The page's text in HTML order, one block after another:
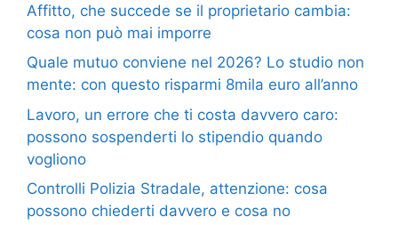
Affitto, che succede se il proprietario cambia:
cosa non può mai imporre
Quale mutuo conviene nel 2026? Lo studio non
mente: con questo risparmi 8mila euro all’anno
Lavoro, un errore che ti costa davvero caro:
possono sospenderti lo stipendio quando
vogliono
Controlli Polizia Stradale, attenzione: cosa
possono chiederti davvero e cosa no